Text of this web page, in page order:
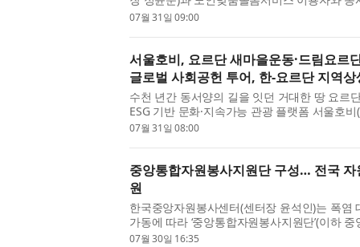
산을 위해 상호 업무협약(MOU)을 체결했다.
07월 31일 09:00
서울호비, 요르단 새마을운동·드림요
글로벌 사회공헌 투어, 한-요르단 지역
수천 년간 동서양의 길을 잇던 거대한 땅 요르
ESG 기반 문화·지속가능 관광 플랫폼 서울호
7월 28일 요르단 현지 ‘요르단 새마을운동/한-
07월 31일 08:00
중앙통합자원봉사지원단 구성… 전국
원
한국중앙자원봉사센터(센터장 윤석인)는 폭염
가동에 따라 ‘중앙통합자원봉사지원단’(이하
센터와 함께 폭염 재난 취약계층 밀착 지원에
07월 30일 16:35